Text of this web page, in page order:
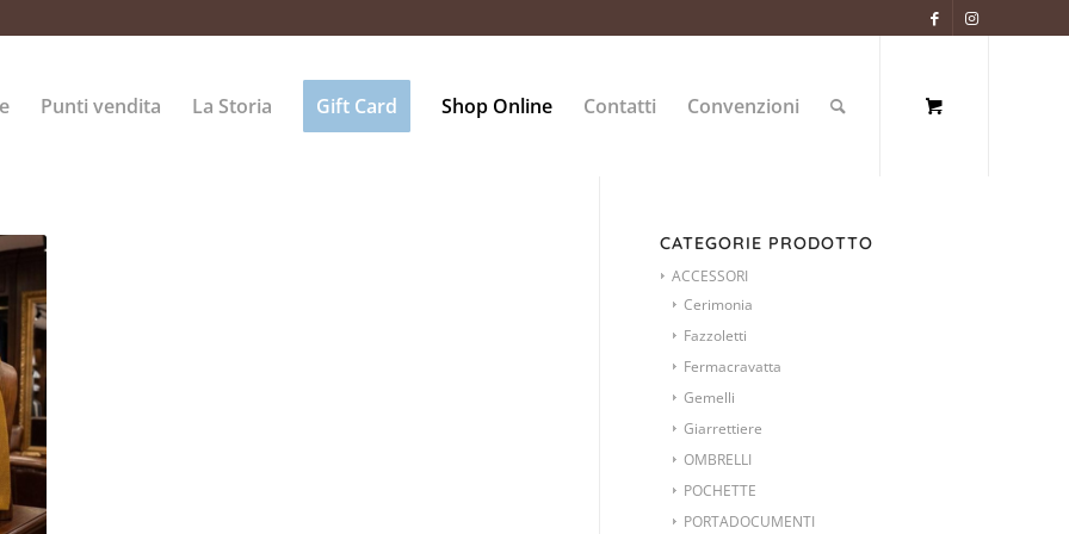
Punti vendita La Storia Gift Card Shop Online Contatti Convenzioni
CATEGORIE PRODOTTO
ACCESSORI
Cerimonia
Fazzoletti
Fermacravatta
Gemelli
Giarrettiere
OMBRELLI
POCHETTE
PORTADOCUMENTI